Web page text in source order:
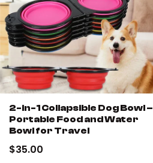
2-in-1 Collapsible Dog Bowl –
Portable Food and Water
Bowl for Travel
$35.00